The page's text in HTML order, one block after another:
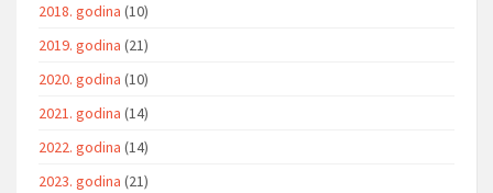
2018. godina (10)
2019. godina (21)
2020. godina (10)
2021. godina (14)
2022. godina (14)
2023. godina (21)